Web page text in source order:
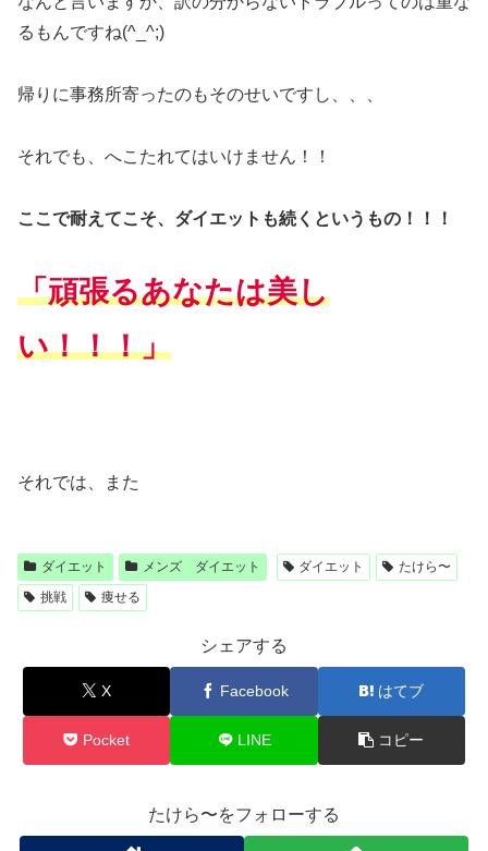
るもんですね(^_^;)
帰りに事務所寄ったのもそのせいですし、、、
それでも、へこたれてはいけません！！
ここで耐えてこそ、ダイエットも続くというもの！！！
「頑張るあなたは美し
い！！！」
それでは、また
ダイエット メンズ ダイエット ダイエット
たけら〜
挑戦
痩せる
シェアする
X Facebook はてブ
Pocket LINE コピー
たけら〜をフォローする